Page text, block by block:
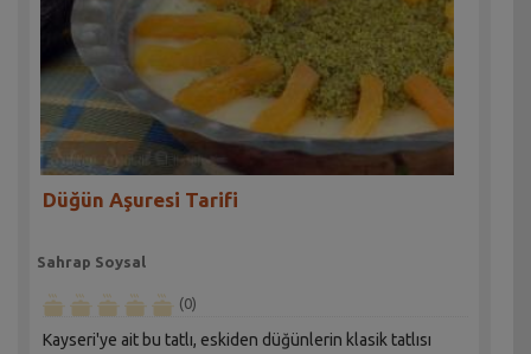
Düğün Aşuresi Tarifi
Sahrap Soysal
(0)
Kayseri'ye ait bu tatlı, eskiden düğünlerin klasik tatlısı